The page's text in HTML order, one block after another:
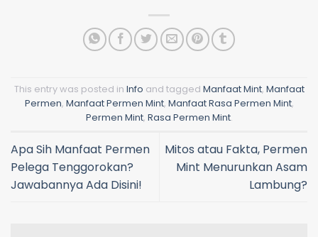
This entry was posted in Info and tagged Manfaat Mint, Manfaat
Permen, Manfaat Permen Mint, Manfaat Rasa Permen Mint,
Permen Mint, Rasa Permen Mint.
Apa Sih Manfaat Permen
Pelega Tenggorokan?
Jawabannya Ada Disini!
Mitos atau Fakta, Permen
Mint Menurunkan Asam
Lambung?